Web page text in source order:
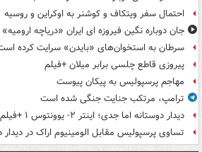
احتمال سفر ویتکاف و کوشنر به اوکراین و روسیه
جان دوباره نگین فیروزه ای ایران «دریاچه ارومیه»
سرطان به استخوان‌های «بایدن» سرایت کرده
پیروزی قاطع چلسی برابر میلان +فیلم
مهاجم پرسپولیس به پیکان پیوست
ترامپ، مرتکب جنایت جنگی شده است
دیدار دوستانه اما جدی؛ اینتر ۲- یوونتوس ۱ +فیلم
تساوی پرسپولیس مقابل الومینیوم اراک در دیدار